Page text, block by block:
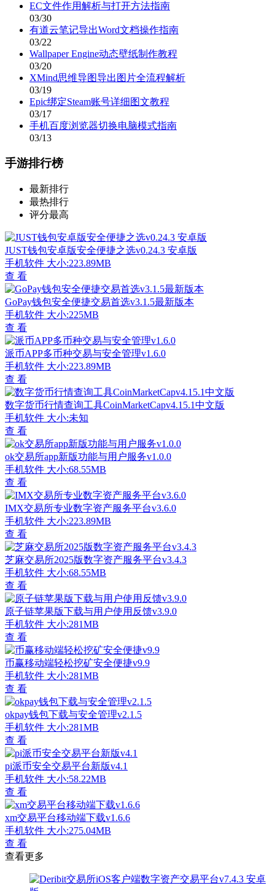
EC文件作用解析与打开方法指南
03/30
有道云笔记导出Word文档操作指南
03/22
Wallpaper Engine动态壁纸制作教程
03/20
XMind思维导图导出图片全流程解析
03/19
Epic绑定Steam账号详细图文教程
03/17
手机百度浏览器切换电脑模式指南
03/13
手游排行榜
最新排行
最热排行
评分最高
JUST钱包安卓版安全便捷之选v0.24.3 安卓版
手机软件 大小:223.89MB
查 看
GoPay钱包安全便捷交易首选v3.1.5最新版本
手机软件 大小:225MB
查 看
派币APP多币种交易与安全管理v1.6.0
手机软件 大小:223.89MB
查 看
数字货币行情查询工具CoinMarketCapv4.15.1中文版
手机软件 大小:未知
查 看
ok交易所app新版功能与用户服务v1.0.0
手机软件 大小:68.55MB
查 看
IMX交易所专业数字资产服务平台v3.6.0
手机软件 大小:223.89MB
查 看
芝麻交易所2025版数字资产服务平台v3.4.3
手机软件 大小:68.55MB
查 看
原子链苹果版下载与用户使用反馈v3.9.0
手机软件 大小:281MB
查 看
币赢移动端轻松挖矿安全便捷v9.9
手机软件 大小:281MB
查 看
okpay钱包下载与安全管理v2.1.5
手机软件 大小:281MB
查 看
pi派币安全交易平台新版v4.1
手机软件 大小:58.22MB
查 看
xm交易平台移动端下载v1.6.6
手机软件 大小:275.04MB
查 看
查看更多